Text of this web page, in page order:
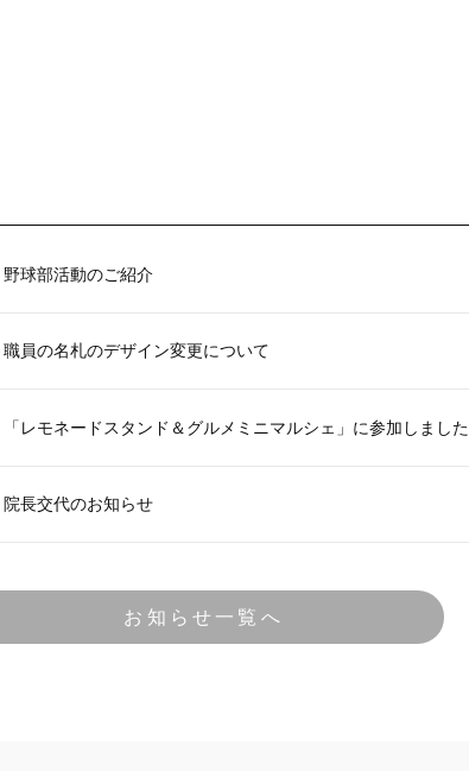
野球部活動のご紹介
職員の名札のデザイン変更について
「レモネードスタンド＆グルメミニマルシェ」に参加しました
院長交代のお知らせ
お知らせ一覧へ